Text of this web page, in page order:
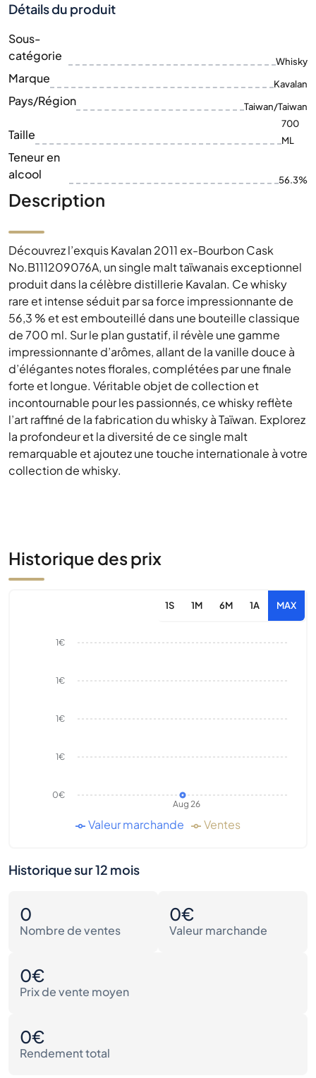
Détails du produit
Sous-
catégorie
Whisky
Marque Kavalan
Pays/Région Taiwan/Taiwan
Taille
700
ML
Teneur en
alcool
56.3%
Description
Découvrez l’exquis Kavalan 2011 ex-Bourbon Cask
No.B111209076A, un single malt taïwanais exceptionnel
produit dans la célèbre distillerie Kavalan. Ce whisky
rare et intense séduit par sa force impressionnante de
56,3 % et est embouteillé dans une bouteille classique
de 700 ml. Sur le plan gustatif, il révèle une gamme
impressionnante d’arômes, allant de la vanille douce à
d’élégantes notes florales, complétées par une finale
forte et longue. Véritable objet de collection et
incontournable pour les passionnés, ce whisky reflète
l’art raffiné de la fabrication du whisky à Taïwan. Explorez
la profondeur et la diversité de ce single malt
remarquable et ajoutez une touche internationale à votre
collection de whisky.
Historique des prix
1S 1M 6M 1A MAX
Aug 26
0€
1€
1€
1€
1€
Valeur marchande Ventes
Historique sur 12 mois
0
Nombre de ventes
0€
Valeur marchande
0€
Prix de vente moyen
0€
Rendement total